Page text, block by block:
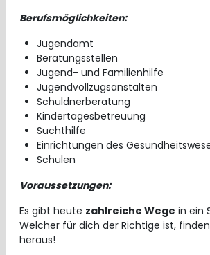
Berufsmöglichkeiten:
Jugendamt
Beratungsstellen
Jugend- und Familienhilfe
Jugendvollzugsanstalten
Schuldnerberatung
Kindertagesbetreuung
Suchthilfe
Einrichtungen des
Schulen
Voraussetzungen:
Es gibt heute zahlreiche Wege in ein
Welcher für dich der Richtige ist,
heraus!